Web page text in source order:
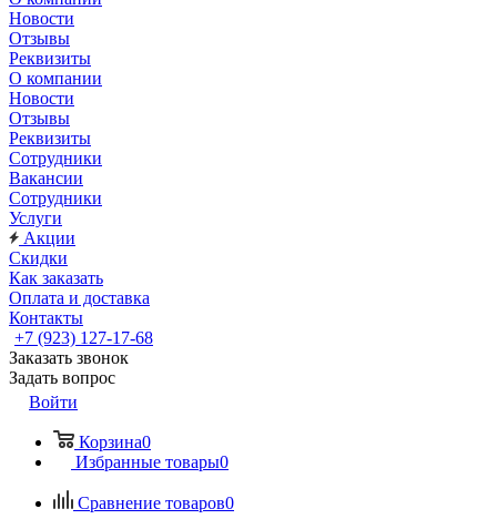
Новости
Отзывы
Реквизиты
О компании
Новости
Отзывы
Реквизиты
Сотрудники
Вакансии
Сотрудники
Услуги
Акции
Скидки
Как заказать
Оплата и доставка
Контакты
+7 (923) 127-17-68
Заказать звонок
Задать вопрос
Войти
Корзина0
Избранные товары0
Сравнение товаров0